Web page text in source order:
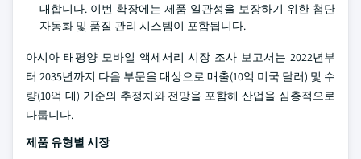
대합니다. 이번 확장에는 제품 일관성을 보장하기 위한 첨단
자동화 및 품질 관리 시스템이 포함됩니다.
아시아 태평양 모바일 액세서리 시장 조사 보고서는 2022년부
터 2035년까지 다음 부문을 대상으로 매출(10억 미국 달러) 및 수
량(10억 대) 기준의 추정치와 전망을 포함해 산업을 심층적으로
다룹니다.
제품 유형별 시장